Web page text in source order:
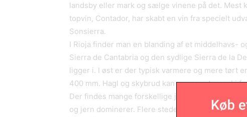
landsby eller mark og sælge vinene på det. Mest
topvin, Contador, har skabt en vin fra specielt
Sonsierra.
I Rioja finder man en blanding af et middelhavs-
Sierra de Cantabria og den sydlige Sierra de la
ligger i. I øst er der typisk varmere og mere tørt
400 mm. Hagl og skybrud kan være en trussel i
Der findes mange forskellige jordbundsforhold i
og jern dominerer. Flere steder er der en høj